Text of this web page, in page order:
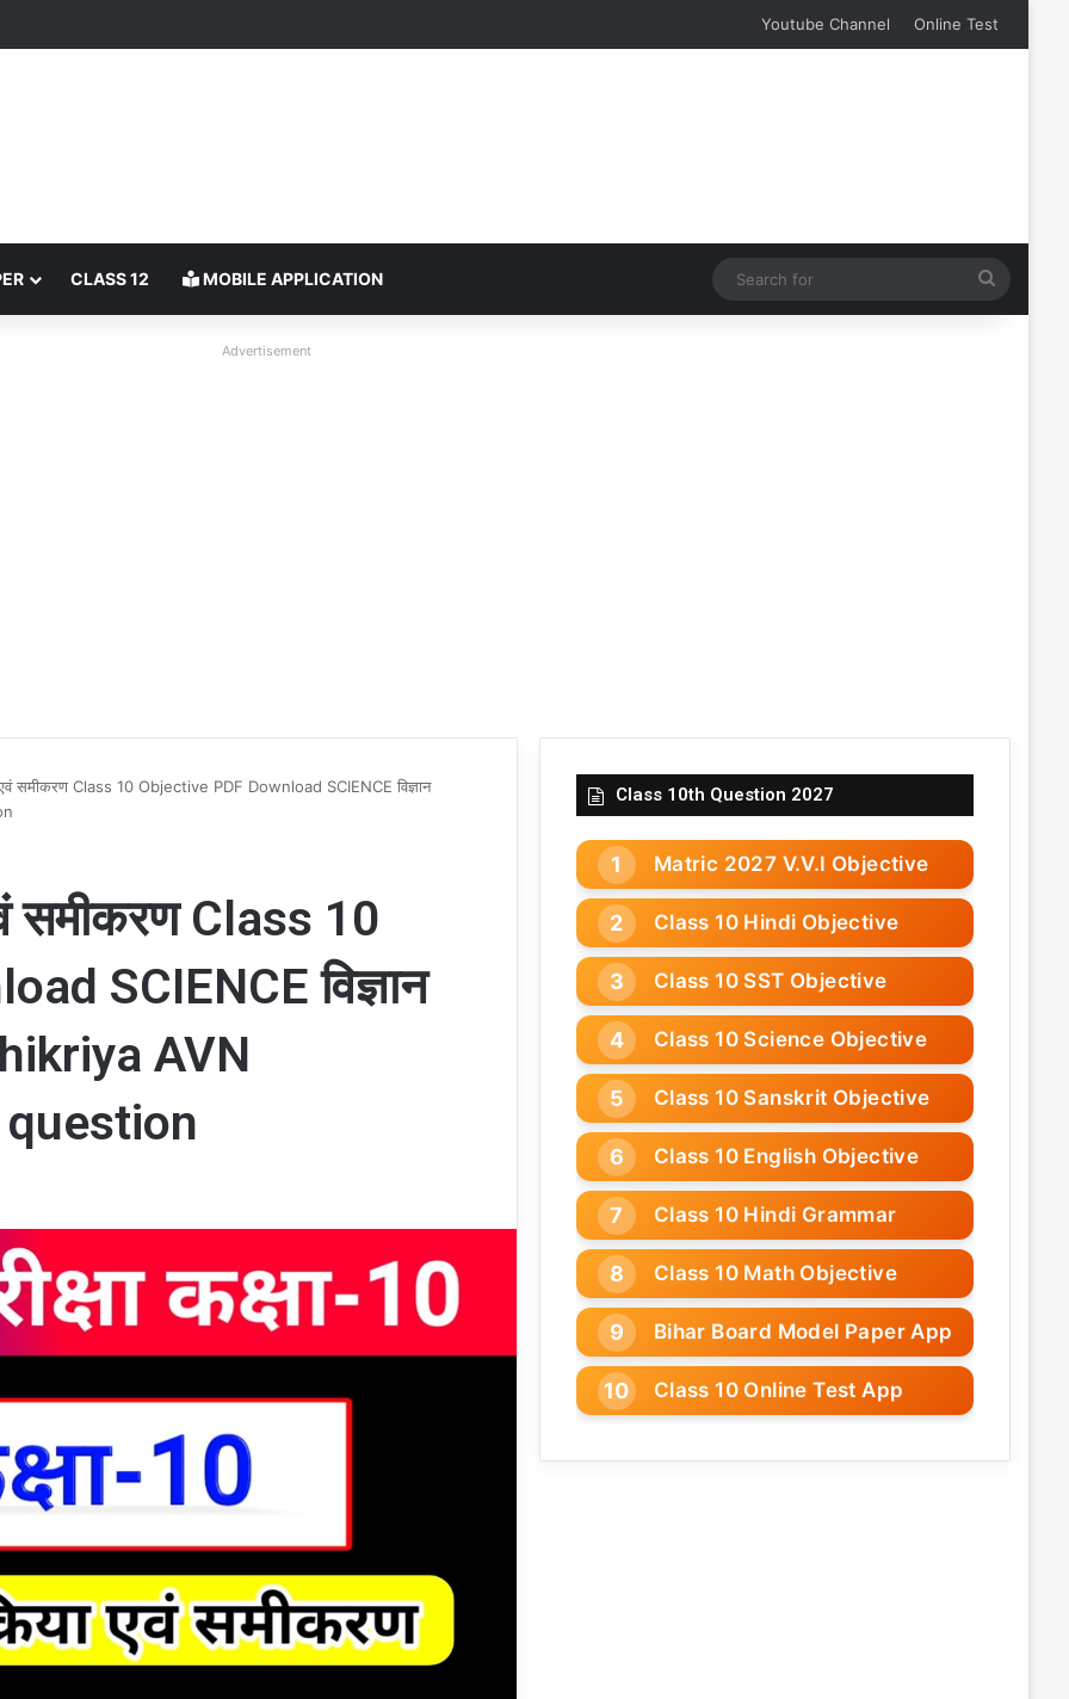
Youtube Channel Online Test
CLASS 12 MOBILE APPLICATION
for
Advertisement
एवं समीकरण Class 10 Objective PDF Download SCIENCE विज्ञान
समीकरण Class 10
SCIENCE विज्ञान
AVN
Class 10th Question 2027
Matric 2027 V.V.I Objective
Class 10 Hindi Objective
Class 10 SST Objective
Class 10 Science Objective
Class 10 Sanskrit Objective
Class 10 English Objective
Class 10 Hindi Grammar
Class 10 Math Objective
Bihar Board Model Paper App
Class 10 Online Test App